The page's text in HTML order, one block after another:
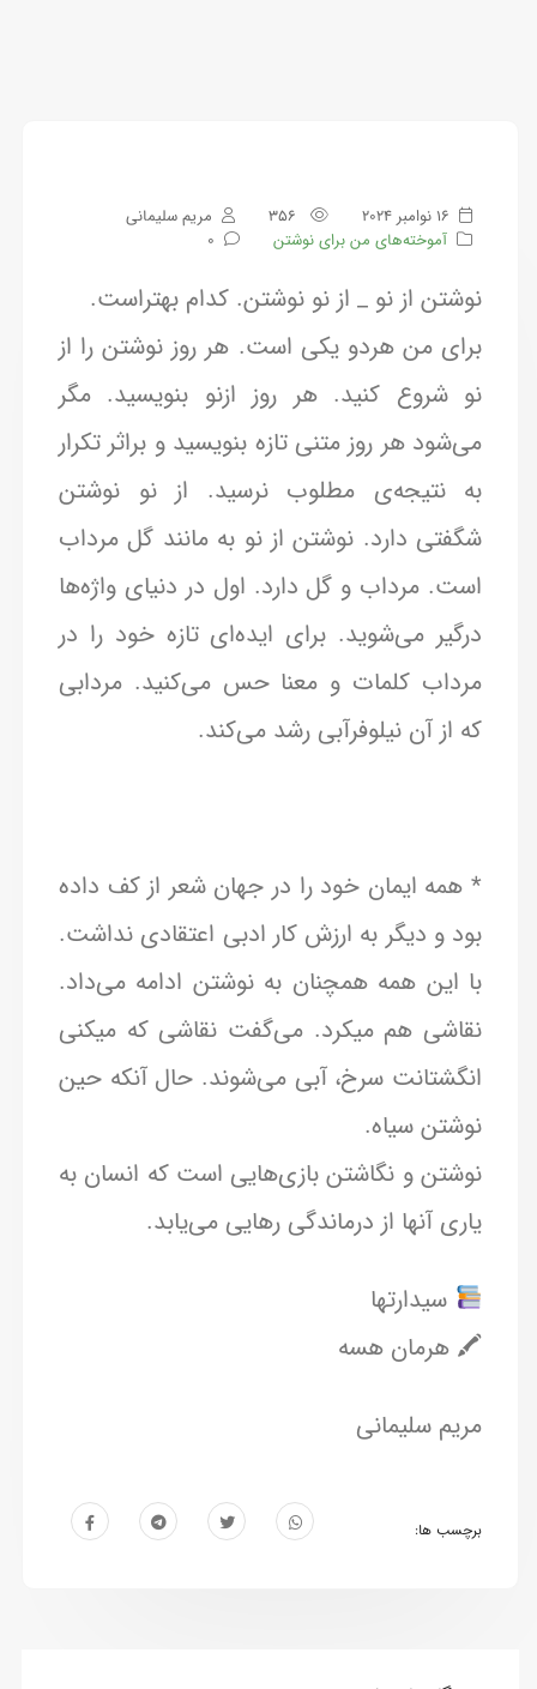
16 نوامبر 2024
مریم سلیمانی
آموخته‌های من برای نوشتن
0
نوشتن از نو _ از نو نوشتن. کدام بهتراست.
برای من هردو یکی است. هر روز نوشتن را از
نو شروع کنید. هر روز ازنو بنویسید. مگر
می‌شود هر روز متنی تازه بنویسید و براثر تکرار
به نتیجه‌ی مطلوب نرسید. از نو نوشتن
شگفتی دارد. نوشتن از نو به مانند گل مرداب
است. مرداب و گل دارد. اول در دنیای واژه‌ها
درگیر می‌شوید. برای ایده‌ای تازه خود را در
مرداب کلمات و معنا حس می‌کنید. مردابی
که از آن نیلوفرآبی رشد می‌کند.
* همه ایمان خود را در جهان شعر از کف داده
بود و دیگر به ارزش کار ادبی اعتقادی نداشت.
با این همه همچنان به نوشتن ادامه می‌داد.
نقاشی هم میکرد. می‌گفت نقاشی که میکنی
انگشتانت سرخ، آبی می‌شوند. حال آنکه حین
نوشتن سیاه.
نوشتن و نگاشتن بازی‌هایی است که انسان به
یاری آنها از درماندگی رهایی می‌یابد.
سیدارتها
🖍 هرمان هسه
مریم سلیمانی
برچسب ها: